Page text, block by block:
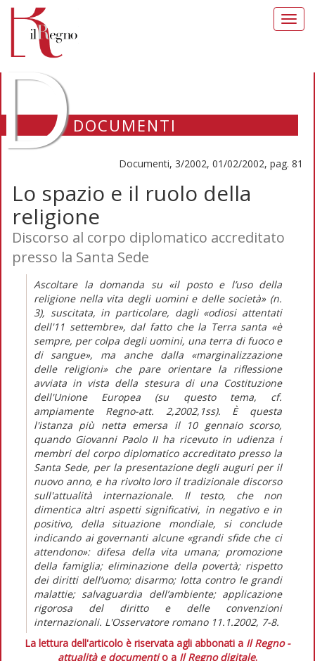
DOCUMENTI
Documenti, 3/2002, 01/02/2002, pag. 81
Lo spazio e il ruolo della
religione
Discorso al corpo diplomatico accreditato
presso la Santa Sede
Ascoltare la domanda su «il posto e l’uso della
religione nella vita degli uomini e delle società» (n.
3), suscitata, in particolare, dagli «odiosi attentati
dell'11 settembre», dal fatto che la Terra santa «è
sempre, per colpa degli uomini, una terra di fuoco e
di sangue», ma anche dalla «marginalizzazione
delle religioni» che pare orientare la riflessione
avviata in vista della stesura di una Costituzione
dell'Unione Europea (su questo tema, cf.
ampiamente Regno-att. 2,2002,1ss). È questa
l'istanza più netta emersa il 10 gennaio scorso,
quando Giovanni Paolo II ha ricevuto in udienza i
membri del corpo diplomatico accreditato presso la
Santa Sede, per la presentazione degli auguri per il
nuovo anno, e ha rivolto loro il tradizionale discorso
sull'attualità internazionale. Il testo, che non
dimentica altri aspetti significativi, in negativo e in
positivo, della situazione mondiale, si conclude
indicando ai governanti alcune «grandi sfide che ci
attendono»: difesa della vita umana; promozione
della famiglia; eliminazione della povertà; rispetto
dei diritti dell’uomo; disarmo; lotta contro le grandi
malattie; salvaguardia dell’ambiente; applicazione
rigorosa del diritto e delle convenzioni
internazionali. L'Osservatore romano 11.1.2002, 7-8.
La lettura dell'articolo è riservata agli abbonati a Il Regno -
attualità e documentio a Il Regno digitale.